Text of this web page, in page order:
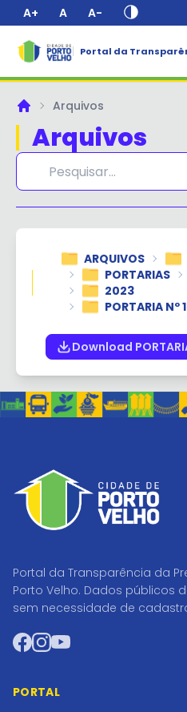
A+ A A-
Portal da
PrincipalArquivos
Arquivos
ARQUIVOS
PORTARIAS
2023
PORTARIA Nº
Download
Portal da Transparência da
Porto Velho. Dados públicos
sem necessidade de
Facebook
Instagram
YouTube
PORTAL
✕